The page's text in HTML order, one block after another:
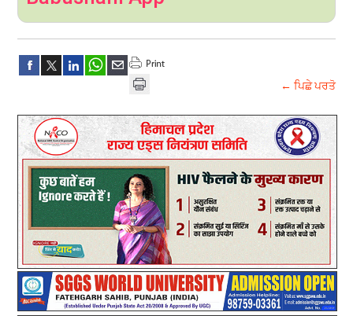
← ਪਿਛੇ ਪਰਤੋ